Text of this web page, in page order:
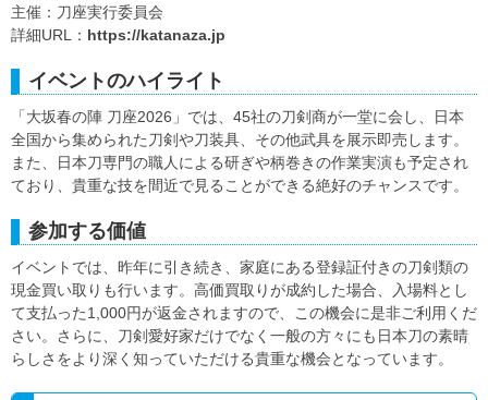
主催：刀座実行委員会
詳細URL： https://katanaza.jp
イベントのハイライト
「大坂春の陣 刀座2026」では、45社の刀剣商が一堂に会し、日本
全国から集められた刀剣や刀装具、その他武具を展示即売します。
また、日本刀専門の職人による研ぎや柄巻きの作業実演も予定され
ており、貴重な技を間近で見ることができる絶好のチャンスです。
参加する価値
イベントでは、昨年に引き続き、家庭にある登録証付きの刀剣類の
現金買い取りも行います。高価買取りが成約した場合、入場料とし
て支払った1,000円が返金されますので、この機会に是非ご利用くだ
さい。さらに、刀剣愛好家だけでなく一般の方々にも日本刀の素晴
らしさをより深く知っていただける貴重な機会となっています。